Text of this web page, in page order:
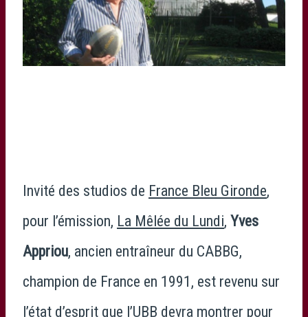
Invité des studios de France Bleu Gironde,
pour l’émission, La Mêlée du Lundi, Yves
Appriou, ancien entraîneur du CABBG,
champion de France en 1991, est revenu sur
l’état d’esprit que l’UBB devra montrer pour